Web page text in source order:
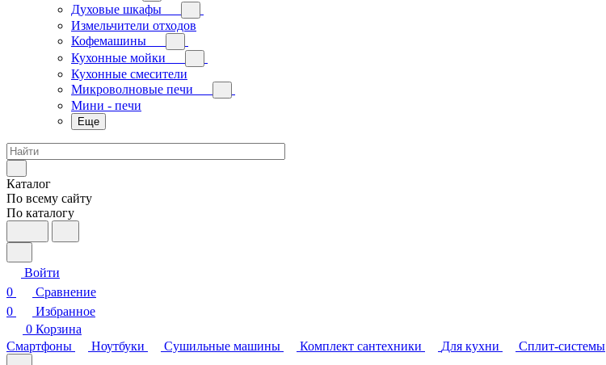
Духовые шкафы
Измельчители отходов
Кофемашины
Кухонные мойки
Кухонные смесители
Микроволновые печи
Мини - печи
Еще
Каталог
По всему сайту
По каталогу
Войти
0
Сравнение
0
Избранное
0 Корзина
Смартфоны
Ноутбуки Сушильные машины Комплект сантехники Для кухни Сплит-системы